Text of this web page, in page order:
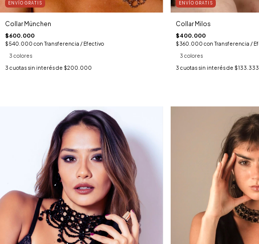
ENVÍO GRATIS
Collar München
$600.000
$540.000 con Transferencia / Efectivo
3 colores
3 cuotas sin interés de $200.000
ENVÍO GRATIS
Collar Milos
$400.000
$360.000 con Transferencia /
3 colores
3 cuotas sin interés de